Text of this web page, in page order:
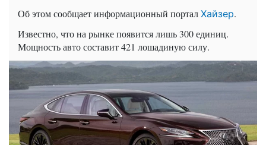
Об этом сообщает информационный портал Хайзер.
Известно, что на рынке появится лишь 300 единиц.
Мощность авто составит 421 лошадиную силу.